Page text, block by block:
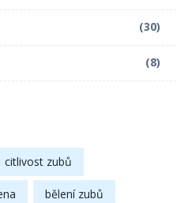
(30)
(8)
citlivost zubů
bělení zubů